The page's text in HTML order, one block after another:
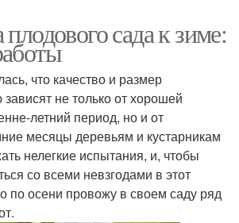
сада к зиме:
что качество и размер
не только от хорошей
летний период, но и от
месяцы деревьям и кустарникам
нелегкие испытания, и, чтобы
со всеми невзгодами в этот
по осени провожу в своем саду ряд